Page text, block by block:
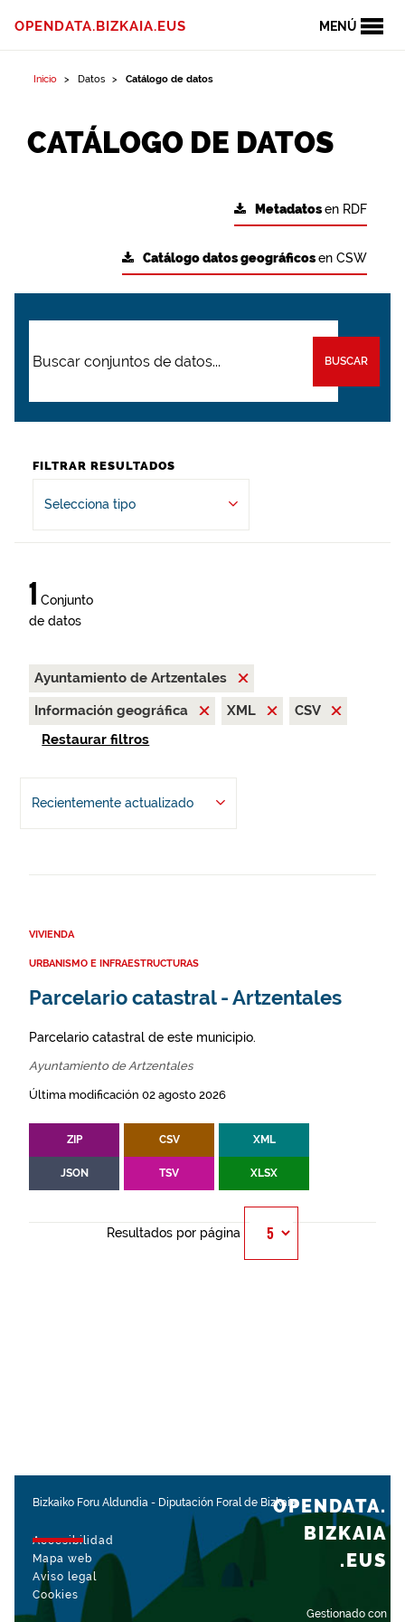
MENÚ
OPENDATA.BIZKAIA.EUS
Inicio Datos Catálogo de datos
CATÁLOGO DE DATOS
Metadatosen RDF
Catálogo datos geográficosen CSW
BUSCAR
FILTRAR RESULTADOS
Selecciona tipo
1 Conjunto
de datos
Ayuntamiento de Artzentales
Información geográfica
XML
CSV
Restaurar filtros
Recientemente actualizado
VIVIENDA
URBANISMO E INFRAESTRUCTURAS
Parcelario catastral - Artzentales
Parcelario catastral de este municipio.
Ayuntamiento de Artzentales
Última modificación 02 agosto 2026
ZIP CSV XML
JSON TSV XLSX
Resultados por página
Bizkaiko Foru Aldundia - Diputación Foral de Bizkaia
Accesibilidad
Mapa web
Aviso legal
Cookies
Gestionado con
OPENDATA.
BIZKAIA
.EUS